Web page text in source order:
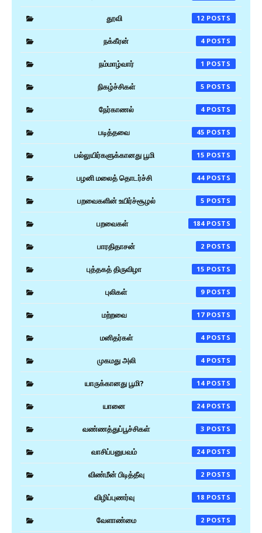
தூவி 12
நக்கீரன் 4
நம்மாழ்வார் 1
நிகழ்ச்சிகள் 5
நேர்காணல் 4
படித்தவை 45
பல்லுயிர்களுக்கானது பூமி 15
பழனி மலைத் தொடர்ச்சி 44
பறவைகளின் உயிர்ச்சூழல் 5
பறவைகள் 184
பாரதிதாசன் 2
புத்தகத் திருவிழா 15
புலிகள் 9
மற்றவை 17
மனிதர்கள் 4
முகமது அலி 4
யாருக்கானது பூமி? 14
யானை 24
வண்ணத்துப்பூச்சிகள் 3
வாசிப்பனுபவம் 24
விண்மீன் பிடித்தீவு 2
விழிப்புணர்வு 18
வேளாண்மை 2